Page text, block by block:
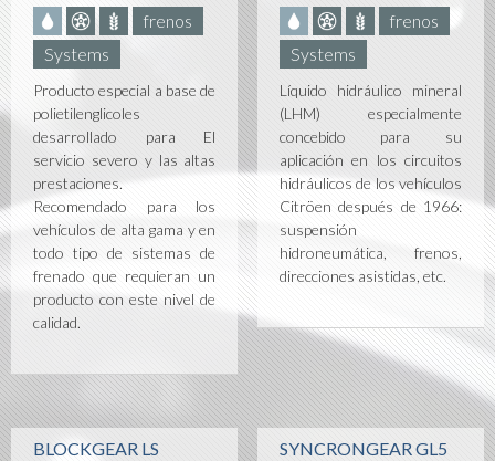
frenos
Systems
Producto especial a base de
polietilenglicoles
desarrollado para El
servicio severo y las altas
prestaciones.
Recomendado para los
vehículos de alta gama y en
todo tipo de sistemas de
frenado que requieran un
producto con este nivel de
calidad.
frenos
Systems
Líquido hidráulico mineral
(LHM) especialmente
concebido para su
aplicación en los circuitos
hidráulicos de los vehículos
Citröen después de 1966:
suspensión
hidroneumática, frenos,
direcciones asistidas, etc.
BLOCKGEAR LS
SYNCRONGEAR GL5